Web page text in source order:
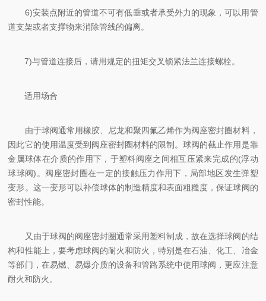
6)安装点附近的管道不可有低垂或者承受外力的现象，可以用管
道支架或者支撑物来消除管线的偏离。
7)与管道连接后，请用规定的扭矩交叉锁紧法兰连接螺栓。
适用场合
由于球阀通常用橡胶、尼龙和聚四氟乙烯作为阀座密封圈材料，
因此它的使用温度受到阀座密封圈材料的限制。球阀的截止作用是靠
金属球体在介质的作用下，于塑料阀座之间相互压紧来完成的(浮动
球球阀)。阀座密封圈在一定的接触压力作用下，局部地区发生弹塑
变形。这一变形可以补偿球体的制造精度和表面粗糙度，保证球阀的
密封性能。
又由于球阀的阀座密封圈通常采用塑料制成，故在选择球阀的结
构和性能上，要考虑球阀的耐火和防火，特别是在石油、化工、冶金
等部门，在易燃、易爆介质的设备和管路系统中使用球阀，更应注意
耐火和防火。